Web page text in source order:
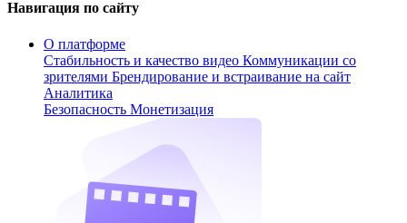
Навигация по сайту
О платформе
Стабильность и качество видео Коммуникации со
зрителями Брендирование и встраивание на сайт
Аналитика
Безопасность Монетизация